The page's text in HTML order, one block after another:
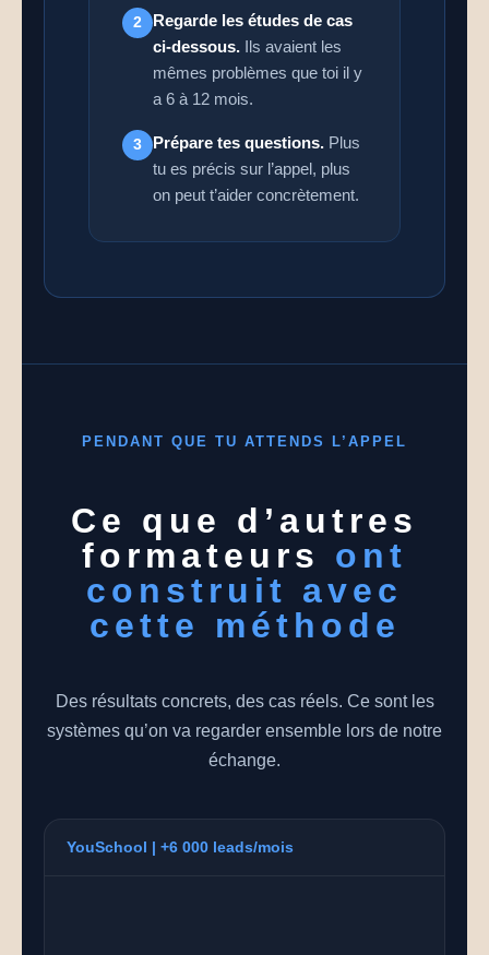
2
Regarde les études de cas
ci-dessous. Ils avaient les
mêmes problèmes que toi il y
a 6 à 12 mois.
3 Prépare tes questions. Plus
tu es précis sur l’appel, plus
on peut t’aider concrètement.
PENDANT QUE TU ATTENDS L’APPEL
Ce que d’autres
formateurs ont
construit avec
cette méthode
Des résultats concrets, des cas réels. Ce sont les
systèmes qu’on va regarder ensemble lors de notre
échange.
YouSchool | +6 000 leads/mois